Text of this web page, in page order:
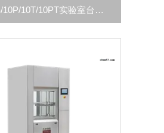
CTFD10S/10P/10T/10PT实验室台式冻干机